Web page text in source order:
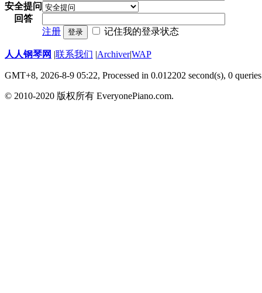
安全提问
回答
注册
登录 记住我的登录状态
人人钢琴网 |联系我们 |Archiver|WAP
GMT+8, 2026-8-9 05:22, Processed in 0.012202 second(s), 0 queries
© 2010-2020 版权所有 EveryonePiano.com.